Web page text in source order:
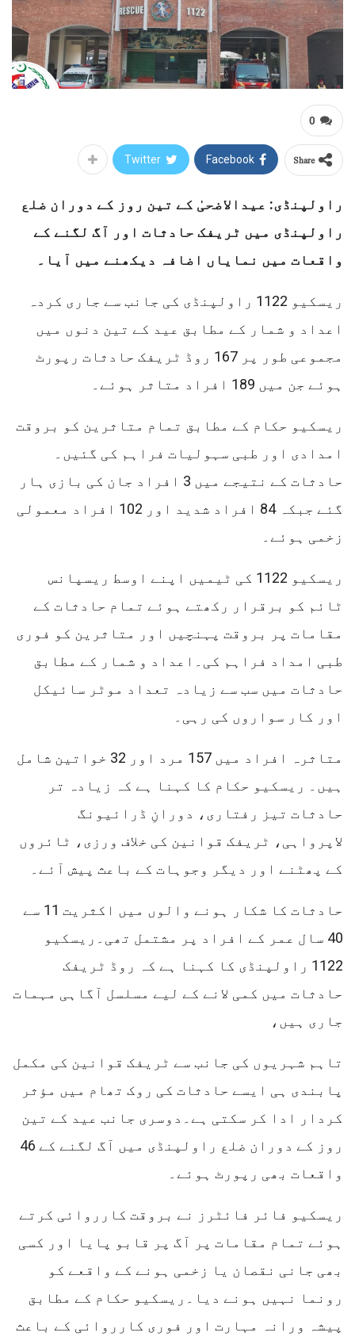
0
Share
Facebook
Twitter
راولپنڈی: عیدالاضحیٰ کے تین روز کے دوران ضلع
راولپنڈی میں ٹریفک حادثات اور آگ لگنے کے
واقعات میں نمایاں اضافہ دیکھنے میں آیا۔
ریسکیو 1122 راولپنڈی کی جانب سے جاری کردہ
اعداد و شمار کے مطابق عید کے تین دنوں میں
مجموعی طور پر 167 روڈ ٹریفک حادثات رپورٹ
ہوئے جن میں 189 افراد متاثر ہوئے۔
ریسکیو حکام کے مطابق تمام متاثرین کو بروقت
امدادی اور طبی سہولیات فراہم کی گئیں۔
حادثات کے نتیجے میں 3 افراد جان کی بازی ہار
گئے جبکہ 84 افراد شدید اور 102 افراد معمولی
زخمی ہوئے۔
ریسکیو 1122 کی ٹیمیں اپنے اوسط ریسپانس
ٹائم کو برقرار رکھتے ہوئے تمام حادثات کے
مقامات پر بروقت پہنچیں اور متاثرین کو فوری
طبی امداد فراہم کی۔اعداد و شمار کے مطابق
حادثات میں سب سے زیادہ تعداد موٹر سائیکل
اور کار سواروں کی رہی۔
متاثرہ افراد میں 157 مرد اور 32 خواتین شامل
ہیں۔ ریسکیو حکام کا کہنا ہے کہ زیادہ تر
حادثات تیز رفتاری، دورانِ ڈرائیونگ
لاپرواہی، ٹریفک قوانین کی خلاف ورزی، ٹائروں
کے پھٹنے اور دیگر وجوہات کے باعث پیش آئے۔
حادثات کا شکار ہونے والوں میں اکثریت 11 سے
40 سال عمر کے افراد پر مشتمل تھی۔ریسکیو
1122 راولپنڈی کا کہنا ہے کہ روڈ ٹریفک
حادثات میں کمی لانے کے لیے مسلسل آگاہی مہمات
جاری ہیں،
تاہم شہریوں کی جانب سے ٹریفک قوانین کی مکمل
پابندی ہی ایسے حادثات کی روک تھام میں مؤثر
کردار ادا کر سکتی ہے۔دوسری جانب عید کے تین
روز کے دوران ضلع راولپنڈی میں آگ لگنے کے 46
واقعات بھی رپورٹ ہوئے۔
ریسکیو فائر فائٹرز نے بروقت کارروائی کرتے
ہوئے تمام مقامات پر آگ پر قابو پایا اور کسی
بھی جانی نقصان یا زخمی ہونے کے واقعے کو
رونما نہیں ہونے دیا۔ریسکیو حکام کے مطابق
پیشہ ورانہ مہارت اور فوری کارروائی کے باعث